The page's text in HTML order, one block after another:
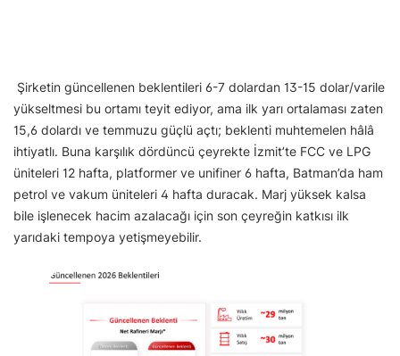
Şirketin güncellenen beklentileri 6-7 dolardan 13-15 dolar/varile
yükseltmesi bu ortamı teyit ediyor, ama ilk yarı ortalaması zaten
15,6 dolardı ve temmuzu güçlü açtı; beklenti muhtemelen hâlâ
ihtiyatlı. Buna karşılık dördüncü çeyrekte İzmit’te FCC ve LPG
üniteleri 12 hafta, platformer ve unifiner 6 hafta, Batman’da ham
petrol ve vakum üniteleri 4 hafta duracak. Marj yüksek kalsa
bile işlenecek hacim azalacağı için son çeyreğin katkısı ilk
yarıdaki tempoya yetişmeyebilir.